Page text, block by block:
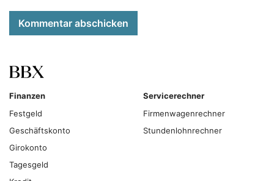
Kommentar abschicken
Finanzen
Festgeld
Geschäftskonto
Girokonto
Tagesgeld
Servicerechner
Firmenwagenrechner
Stundenlohnrechner